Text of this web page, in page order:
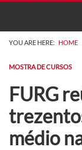
YOU ARE HERE: HOME
MOSTRA DE CURSOS
FURG
médio